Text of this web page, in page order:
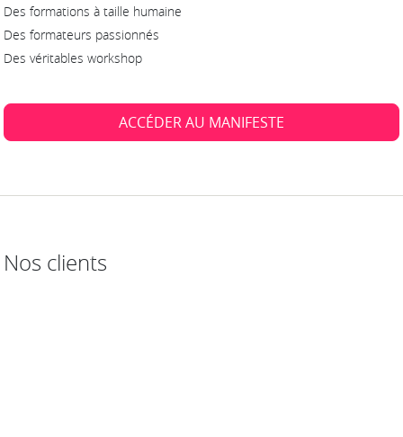
Des formations à taille humaine
Des formateurs passionnés
Des véritables workshop
ACCÉDER AU MANIFESTE
Nos clients